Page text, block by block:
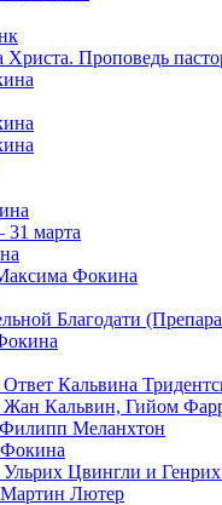
Христа. Проповедь
марта
Фокина
Благодати
Кальвина
Жан Кальвин, Гийом
Филипп Меланхтон
Фокина
Цвингли и
Мартин Лютер